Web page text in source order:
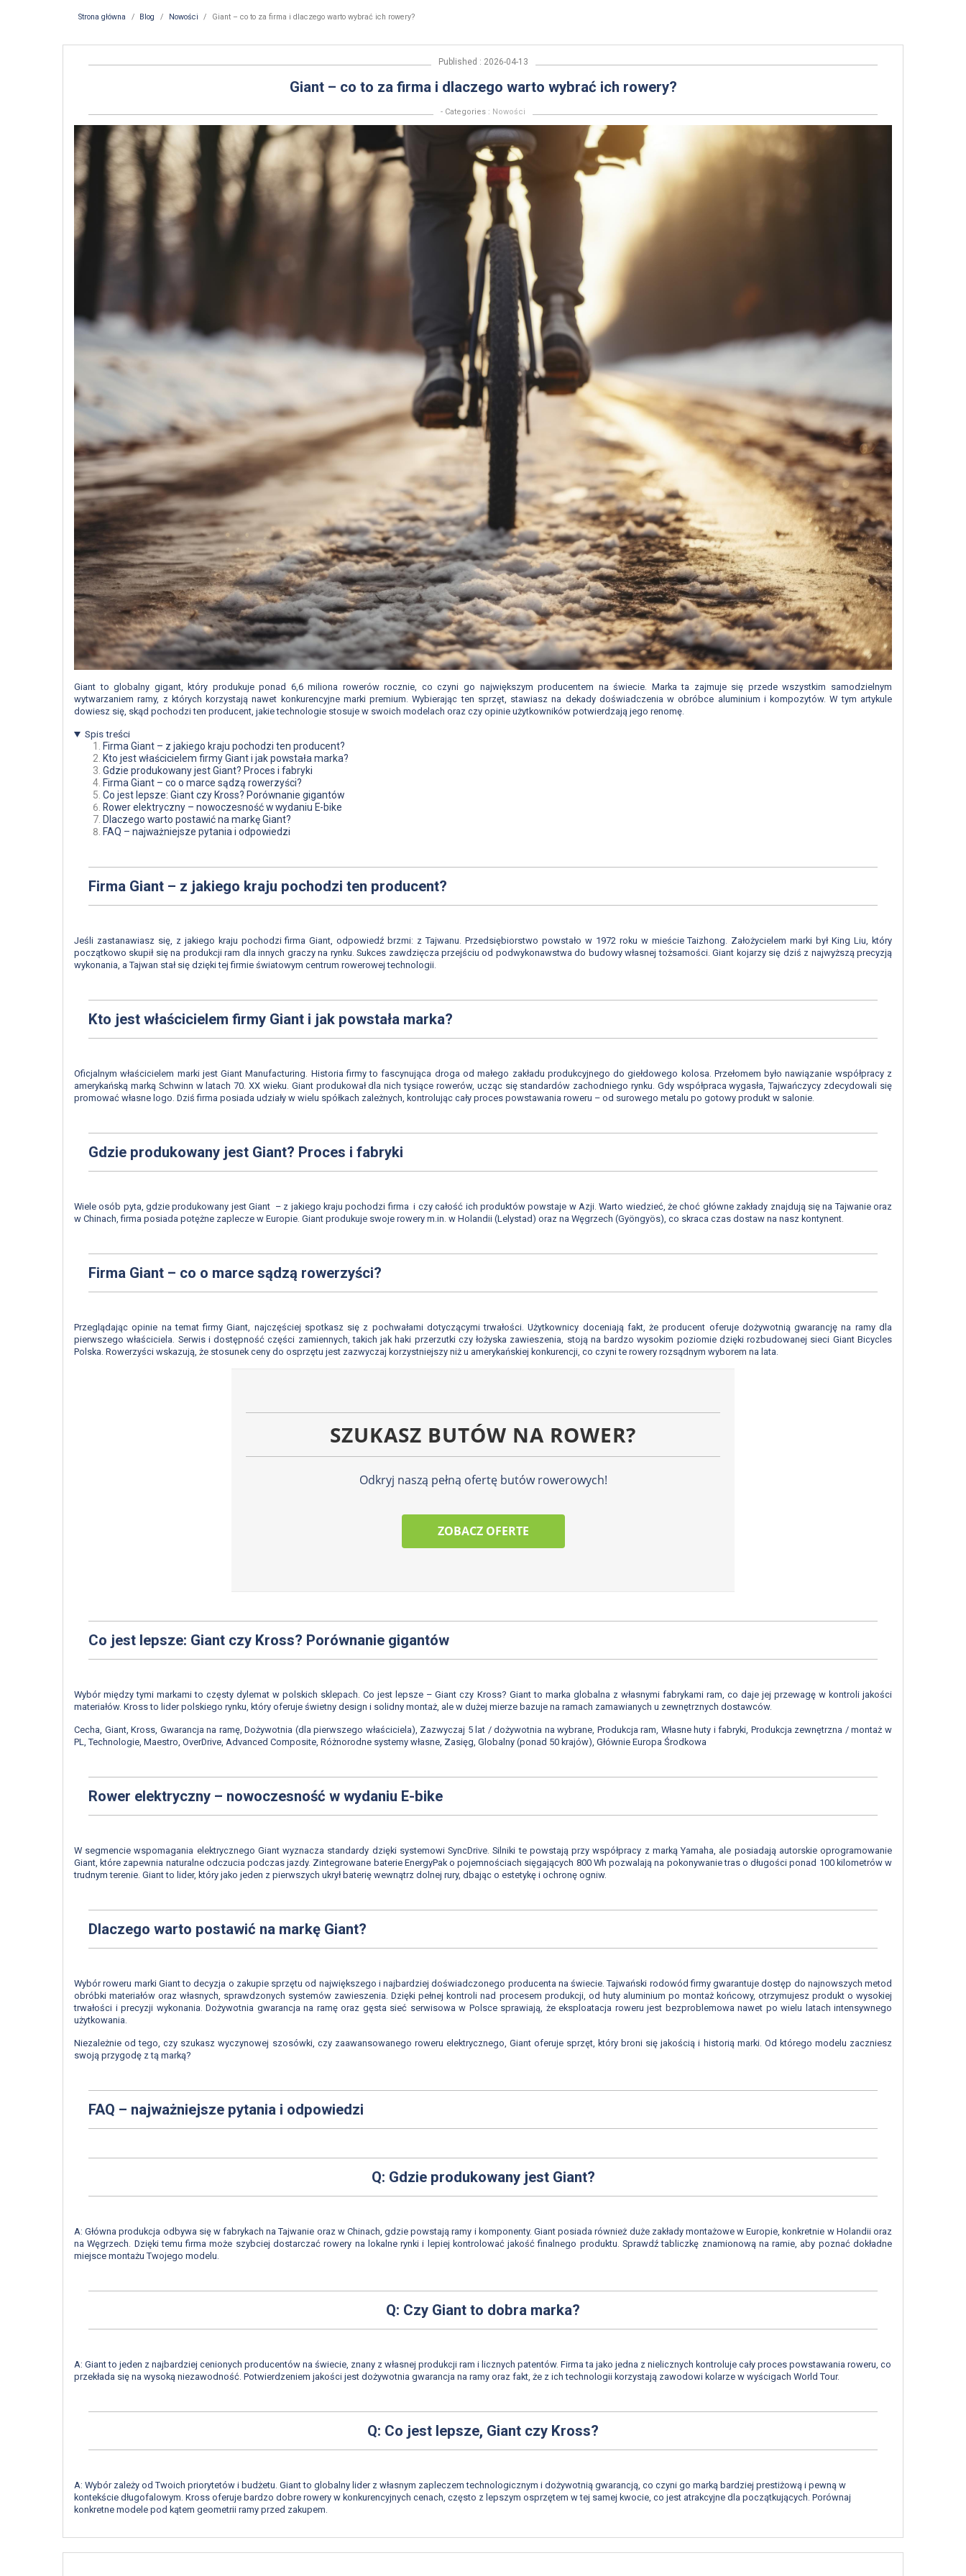
Strona główna Blog Nowości Giant – co to za firma i dlaczego warto wybrać ich rowery?
Published : 2026-04-13
Giant – co to za firma i dlaczego warto wybrać ich rowery?
- Categories : Nowości
Giant to globalny gigant, który produkuje ponad 6,6 miliona rowerów rocznie, co czyni go największym producentem na świecie. Marka ta zajmuje się przede wszystkim samodzielnym
wytwarzaniem ramy, z których korzystają nawet konkurencyjne marki premium. Wybierając ten sprzęt, stawiasz na dekady doświadczenia w obróbce aluminium i kompozytów. W tym artykule
dowiesz się, skąd pochodzi ten producent, jakie technologie stosuje w swoich modelach oraz czy opinie użytkowników potwierdzają jego renomę.
Spis treści
Firma Giant – z jakiego kraju pochodzi ten producent?
Kto jest właścicielem firmy Giant i jak powstała marka?
Gdzie produkowany jest Giant? Proces i fabryki
Firma Giant – co o marce sądzą rowerzyści?
Co jest lepsze: Giant czy Kross? Porównanie gigantów
Rower elektryczny – nowoczesność w wydaniu E-bike
Dlaczego warto postawić na markę Giant?
FAQ – najważniejsze pytania i odpowiedzi
Firma Giant – z jakiego kraju pochodzi ten producent?
Jeśli zastanawiasz się, z jakiego kraju pochodzi firma Giant, odpowiedź brzmi: z Tajwanu. Przedsiębiorstwo powstało w 1972 roku w mieście Taizhong. Założycielem marki był King Liu, który
początkowo skupił się na produkcji ram dla innych graczy na rynku. Sukces zawdzięcza przejściu od podwykonawstwa do budowy własnej tożsamości. Giant kojarzy się dziś z najwyższą precyzją
wykonania, a Tajwan stał się dzięki tej firmie światowym centrum rowerowej technologii.
Kto jest właścicielem firmy Giant i jak powstała marka?
Oficjalnym właścicielem marki jest Giant Manufacturing. Historia firmy to fascynująca droga od małego zakładu produkcyjnego do giełdowego kolosa. Przełomem było nawiązanie współpracy z
amerykańską marką Schwinn w latach 70. XX wieku. Giant produkował dla nich tysiące rowerów, ucząc się standardów zachodniego rynku. Gdy współpraca wygasła, Tajwańczycy zdecydowali się
promować własne logo. Dziś firma posiada udziały w wielu spółkach zależnych, kontrolując cały proces powstawania roweru – od surowego metalu po gotowy produkt w salonie.
Gdzie produkowany jest Giant? Proces i fabryki
Wiele osób pyta, gdzie produkowany jest Giant – z jakiego kraju pochodzi firma i czy całość ich produktów powstaje w Azji. Warto wiedzieć, że choć główne zakłady znajdują się na Tajwanie oraz
w Chinach, firma posiada potężne zaplecze w Europie. Giant produkuje swoje rowery m.in. w Holandii (Lelystad) oraz na Węgrzech (Gyöngyös), co skraca czas dostaw na nasz kontynent.
Firma Giant – co o marce sądzą rowerzyści?
Przeglądając opinie na temat firmy Giant, najczęściej spotkasz się z pochwałami dotyczącymi trwałości. Użytkownicy doceniają fakt, że producent oferuje dożywotnią gwarancję na ramy dla
pierwszego właściciela. Serwis i dostępność części zamiennych, takich jak haki przerzutki czy łożyska zawieszenia, stoją na bardzo wysokim poziomie dzięki rozbudowanej sieci Giant Bicycles
Polska. Rowerzyści wskazują, że stosunek ceny do osprzętu jest zazwyczaj korzystniejszy niż u amerykańskiej konkurencji, co czyni te rowery rozsądnym wyborem na lata.
SZUKASZ BUTÓW NA ROWER?
Odkryj naszą pełną ofertę butów rowerowych!
ZOBACZ OFERTE
Co jest lepsze: Giant czy Kross? Porównanie gigantów
Wybór między tymi markami to częsty dylemat w polskich sklepach. Co jest lepsze – Giant czy Kross? Giant to marka globalna z własnymi fabrykami ram, co daje jej przewagę w kontroli jakości
materiałów. Kross to lider polskiego rynku, który oferuje świetny design i solidny montaż, ale w dużej mierze bazuje na ramach zamawianych u zewnętrznych dostawców.
Cecha, Giant, Kross, Gwarancja na ramę, Dożywotnia (dla pierwszego właściciela), Zazwyczaj 5 lat / dożywotnia na wybrane, Produkcja ram, Własne huty i fabryki, Produkcja zewnętrzna / montaż w
PL, Technologie, Maestro, OverDrive, Advanced Composite, Różnorodne systemy własne, Zasięg, Globalny (ponad 50 krajów), Głównie Europa Środkowa
Rower elektryczny – nowoczesność w wydaniu E-bike
W segmencie wspomagania elektrycznego Giant wyznacza standardy dzięki systemowi SyncDrive. Silniki te powstają przy współpracy z marką Yamaha, ale posiadają autorskie oprogramowanie
Giant, które zapewnia naturalne odczucia podczas jazdy. Zintegrowane baterie EnergyPak o pojemnościach sięgających 800 Wh pozwalają na pokonywanie tras o długości ponad 100 kilometrów w
trudnym terenie. Giant to lider, który jako jeden z pierwszych ukrył baterię wewnątrz dolnej rury, dbając o estetykę i ochronę ogniw.
Dlaczego warto postawić na markę Giant?
Wybór roweru marki Giant to decyzja o zakupie sprzętu od największego i najbardziej doświadczonego producenta na świecie. Tajwański rodowód firmy gwarantuje dostęp do najnowszych metod
obróbki materiałów oraz własnych, sprawdzonych systemów zawieszenia. Dzięki pełnej kontroli nad procesem produkcji, od huty aluminium po montaż końcowy, otrzymujesz produkt o wysokiej
trwałości i precyzji wykonania. Dożywotnia gwarancja na ramę oraz gęsta sieć serwisowa w Polsce sprawiają, że eksploatacja roweru jest bezproblemowa nawet po wielu latach intensywnego
użytkowania.
Niezależnie od tego, czy szukasz wyczynowej szosówki, czy zaawansowanego roweru elektrycznego, Giant oferuje sprzęt, który broni się jakością i historią marki. Od którego modelu zaczniesz
swoją przygodę z tą marką?
FAQ – najważniejsze pytania i odpowiedzi
Q: Gdzie produkowany jest Giant?
A: Główna produkcja odbywa się w fabrykach na Tajwanie oraz w Chinach, gdzie powstają ramy i komponenty. Giant posiada również duże zakłady montażowe w Europie, konkretnie w Holandii oraz
na Węgrzech. Dzięki temu firma może szybciej dostarczać rowery na lokalne rynki i lepiej kontrolować jakość finalnego produktu. Sprawdź tabliczkę znamionową na ramie, aby poznać dokładne
miejsce montażu Twojego modelu.
Q: Czy Giant to dobra marka?
A: Giant to jeden z najbardziej cenionych producentów na świecie, znany z własnej produkcji ram i licznych patentów. Firma ta jako jedna z nielicznych kontroluje cały proces powstawania roweru, co
przekłada się na wysoką niezawodność. Potwierdzeniem jakości jest dożywotnia gwarancja na ramy oraz fakt, że z ich technologii korzystają zawodowi kolarze w wyścigach World Tour.
Q: Co jest lepsze, Giant czy Kross?
A: Wybór zależy od Twoich priorytetów i budżetu. Giant to globalny lider z własnym zapleczem technologicznym i dożywotnią gwarancją, co czyni go marką bardziej prestiżową i pewną w
kontekście długofalowym. Kross oferuje bardzo dobre rowery w konkurencyjnych cenach, często z lepszym osprzętem w tej samej kwocie, co jest atrakcyjne dla początkujących. Porównaj
konkretne modele pod kątem geometrii ramy przed zakupem.